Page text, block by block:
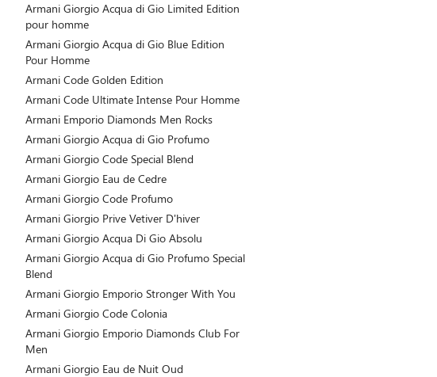
Armani Giorgio Acqua di Gio Limited Edition
pour homme
Armani Giorgio Acqua di Gio Blue Edition
Pour Homme
Armani Code Golden Edition
Armani Code Ultimate Intense Pour Homme
Armani Emporio Diamonds Men Rocks
Armani Giorgio Acqua di Gio Profumo
Armani Giorgio Code Special Blend
Armani Giorgio Eau de Cedre
Armani Giorgio Code Profumo
Armani Giorgio Prive Vetiver D'hiver
Armani Giorgio Acqua Di Gio Absolu
Armani Giorgio Acqua di Gio Profumo Special
Blend
Armani Giorgio Emporio Stronger With You
Armani Giorgio Code Colonia
Armani Giorgio Emporio Diamonds Club For
Men
Armani Giorgio Eau de Nuit Oud